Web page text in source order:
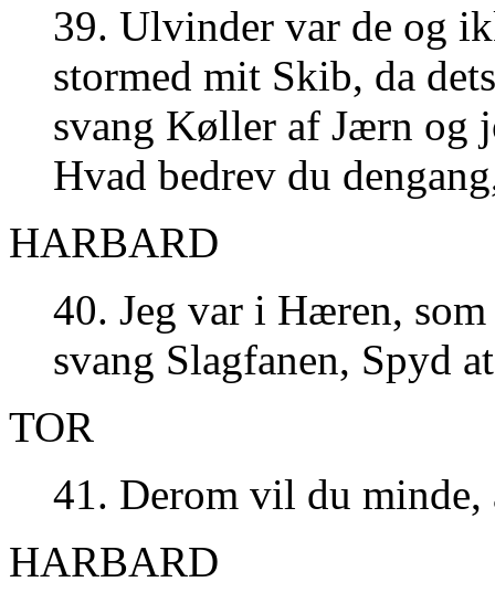
39. Ulvinder var de og
stormed mit Skib, da
svang Køller af Jærn og
Hvad bedrev du
HARBARD
40. Jeg var i Hæren,
svang Slagfanen, Spyd
TOR
41. Derom vil du minde,
HARBARD